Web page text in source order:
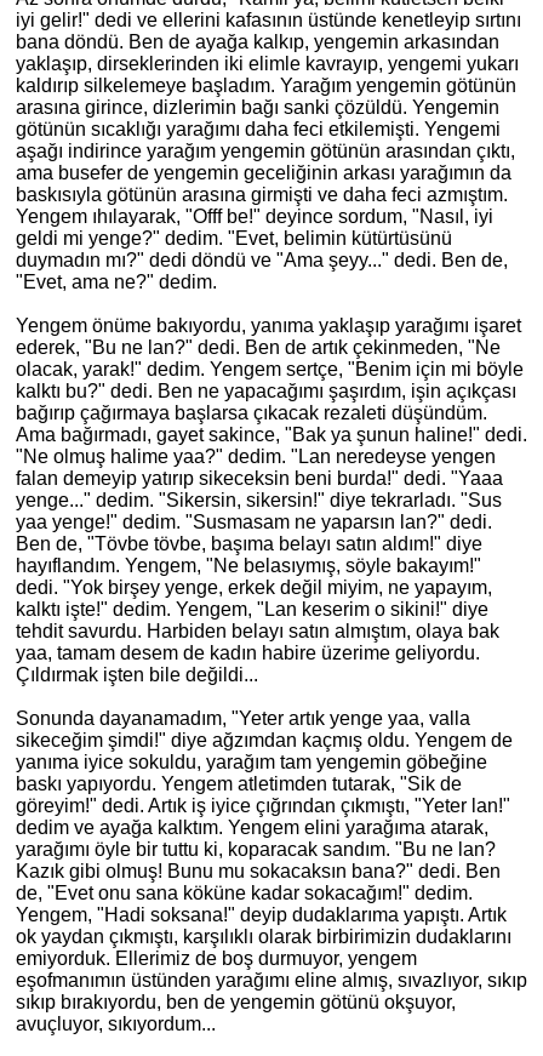
iyi gelir!" dedi ve ellerini kafasının üstünde kenetleyip sırtını
bana döndü. Ben de ayağa kalkıp, yengemin arkasından
yaklaşıp, dirseklerinden iki elimle kavrayıp, yengemi yukarı
kaldırıp silkelemeye başladım. Yarağım yengemin götünün
arasına girince, dizlerimin bağı sanki çözüldü. Yengemin
götünün sıcaklığı yarağımı daha feci etkilemişti. Yengemi
aşağı indirince yarağım yengemin götünün arasından çıktı,
ama busefer de yengemin geceliğinin arkası yarağımın da
baskısıyla götünün arasına girmişti ve daha feci azmıştım.
Yengem ıhılayarak, "Offf be!" deyince sordum, "Nasıl, iyi
geldi mi yenge?" dedim. "Evet, belimin kütürtüsünü
duymadın mı?" dedi döndü ve "Ama şeyy..." dedi. Ben de,
"Evet, ama ne?" dedim.
Yengem önüme bakıyordu, yanıma yaklaşıp yarağımı işaret
ederek, "Bu ne lan?" dedi. Ben de artık çekinmeden, "Ne
olacak, yarak!" dedim. Yengem sertçe, "Benim için mi böyle
kalktı bu?" dedi. Ben ne yapacağımı şaşırdım, işin açıkçası
bağırıp çağırmaya başlarsa çıkacak rezaleti düşündüm.
Ama bağırmadı, gayet sakince, "Bak ya şunun haline!" dedi.
"Ne olmuş halime yaa?" dedim. "Lan neredeyse yengen
falan demeyip yatırıp sikeceksin beni burda!" dedi. "Yaaa
yenge..." dedim. "Sikersin, sikersin!" diye tekrarladı. "Sus
yaa yenge!" dedim. "Susmasam ne yaparsın lan?" dedi.
Ben de, "Tövbe tövbe, başıma belayı satın aldım!" diye
hayıflandım. Yengem, "Ne belasıymış, söyle bakayım!"
dedi. "Yok birşey yenge, erkek değil miyim, ne yapayım,
kalktı işte!" dedim. Yengem, "Lan keserim o sikini!" diye
tehdit savurdu. Harbiden belayı satın almıştım, olaya bak
yaa, tamam desem de kadın habire üzerime geliyordu.
Çıldırmak işten bile değildi...
Sonunda dayanamadım, "Yeter artık yenge yaa, valla
sikeceğim şimdi!" diye ağzımdan kaçmış oldu. Yengem de
yanıma iyice sokuldu, yarağım tam yengemin göbeğine
baskı yapıyordu. Yengem atletimden tutarak, "Sik de
göreyim!" dedi. Artık iş iyice çığrından çıkmıştı, "Yeter lan!"
dedim ve ayağa kalktım. Yengem elini yarağıma atarak,
yarağımı öyle bir tuttu ki, koparacak sandım. "Bu ne lan?
Kazık gibi olmuş! Bunu mu sokacaksın bana?" dedi. Ben
de, "Evet onu sana köküne kadar sokacağım!" dedim.
Yengem, "Hadi soksana!" deyip dudaklarıma yapıştı. Artık
ok yaydan çıkmıştı, karşılıklı olarak birbirimizin dudaklarını
emiyorduk. Ellerimiz de boş durmuyor, yengem
eşofmanımın üstünden yarağımı eline almış, sıvazlıyor, sıkıp
sıkıp bırakıyordu, ben de yengemin götünü okşuyor,
avuçluyor, sıkıyordum...